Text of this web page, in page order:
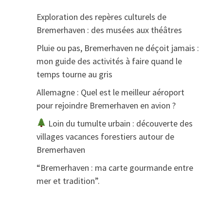
Exploration des repères culturels de
Bremerhaven : des musées aux théâtres
Pluie ou pas, Bremerhaven ne déçoit jamais :
mon guide des activités à faire quand le
temps tourne au gris
Allemagne : Quel est le meilleur aéroport
pour rejoindre Bremerhaven en avion ?
Loin du tumulte urbain : découverte des
villages vacances forestiers autour de
Bremerhaven
“Bremerhaven : ma carte gourmande entre
mer et tradition”.